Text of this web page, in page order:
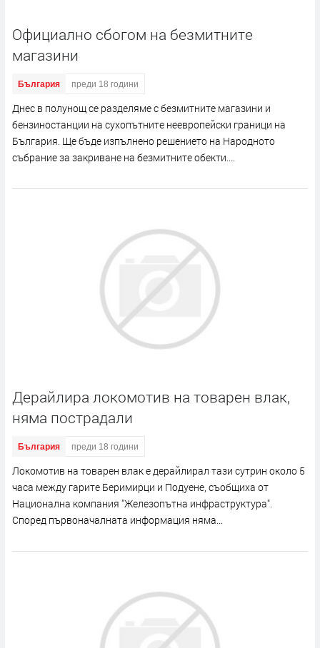
Официално сбогом на безмитните
магазини
България преди 18 години
Днес в полунощ се разделяме с безмитните магазини и
бензиностанции на сухопътните неевропейски граници на
България. Ще бъде изпълнено решението на Народното
събрание за закриване на безмитните обекти....
Дерайлира локомотив на товарен влак,
няма пострадали
България преди 18 години
Локомотив на товарен влак е дерайлирал тази сутрин около 5
часа между гарите Беримирци и Подуене, съобщиха от
Национална компания "Железопътна инфраструктура".
Според първоначалната информация няма...